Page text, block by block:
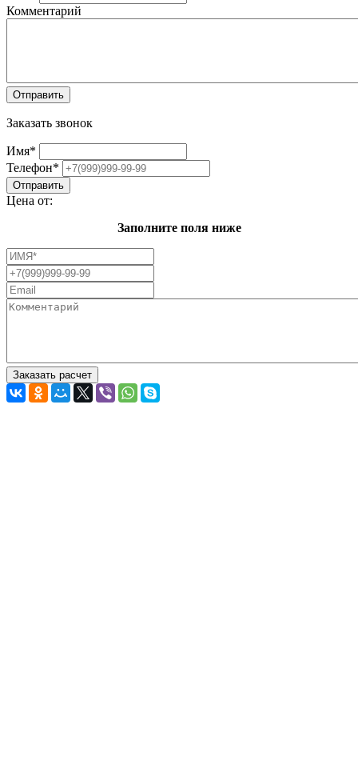
Комментарий
Заказать звонок
Имя*
Телефон*
Цена от:
Заполните поля ниже